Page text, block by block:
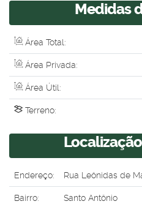
Medidas
Área Total:
Área Privada:
Área Útil:
Terreno:
Endereço: Rua Leônidas de
Bairro: Santo Antônio